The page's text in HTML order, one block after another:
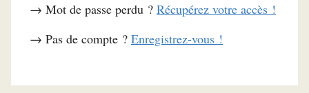
→ Mot de passe perdu ? Récupérez votre accès !
→ Pas de compte ? Enregistrez-vous !